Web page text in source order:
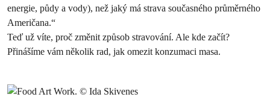
energie, půdy a vody), než jaký má strava současného průměrného
Američana.“
Teď už víte, proč změnit způsob stravování. Ale kde začít?
Přinášíme vám několik rad, jak omezit konzumaci masa.